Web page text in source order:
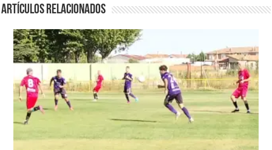
Artículos relacionados